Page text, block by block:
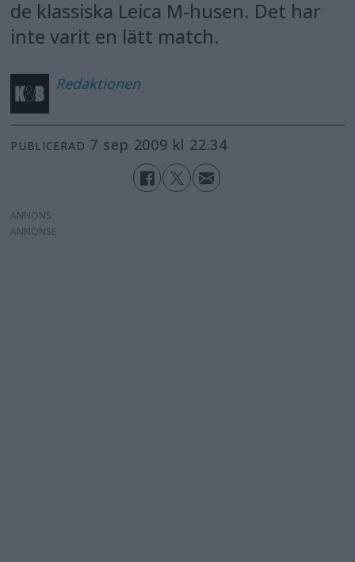
de klassiska Leica M-husen. Det har
inte varit en lätt match.
Redaktionen
PUBLICERAD 7 sep 2009 kl 22.34
ANNONS